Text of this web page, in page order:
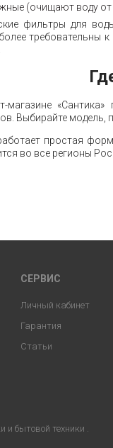
(очищают воду от
фильтры для
требовательны
магазине
Выбирайте модель,
простая
во все регионы
СЕРВИС
Личный кабинет
Гарантия
Статьи
бытовой техники .